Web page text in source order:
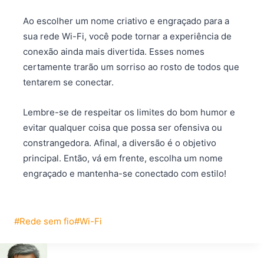
Ao escolher um nome criativo e engraçado para a
sua rede Wi-Fi, você pode tornar a experiência de
conexão ainda mais divertida. Esses nomes
certamente trarão um sorriso ao rosto de todos que
tentarem se conectar.
Lembre-se de respeitar os limites do bom humor e
evitar qualquer coisa que possa ser ofensiva ou
constrangedora. Afinal, a diversão é o objetivo
principal. Então, vá em frente, escolha um nome
engraçado e mantenha-se conectado com estilo!
Tags
Post:
#Rede sem fio#Wi-Fi